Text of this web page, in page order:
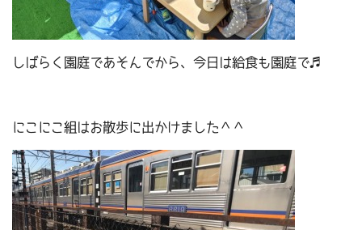
しばらく園庭であそんでから、今日は給食も園庭で♬
にこにこ組はお散歩に出かけました＾＾